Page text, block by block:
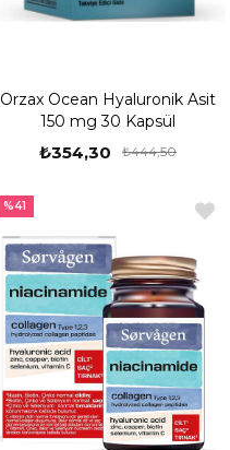
Orzax Ocean Hyaluronik Asit
150 mg 30 Kapsül
₺354,30 ₺444,50
%41